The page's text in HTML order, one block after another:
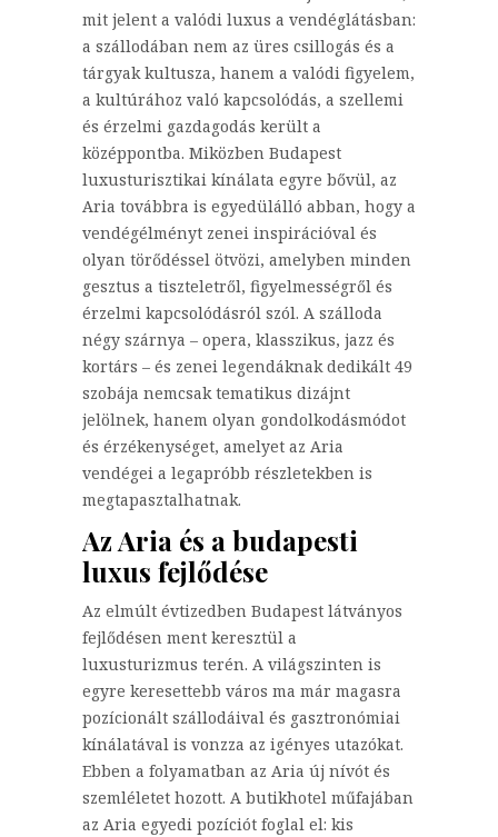
mit jelent a valódi luxus a vendéglátásban:
a szállodában nem az üres csillogás és a
tárgyak kultusza, hanem a valódi figyelem,
a kultúrához való kapcsolódás, a szellemi
és érzelmi gazdagodás került a
középpontba. Miközben Budapest
luxusturisztikai kínálata egyre bővül, az
Aria továbbra is egyedülálló abban, hogy a
vendégélményt zenei inspirációval és
olyan törődéssel ötvözi, amelyben minden
gesztus a tiszteletről, figyelmességről és
érzelmi kapcsolódásról szól. A szálloda
négy szárnya – opera, klasszikus, jazz és
kortárs – és zenei legendáknak dedikált 49
szobája nemcsak tematikus dizájnt
jelölnek, hanem olyan gondolkodásmódot
és érzékenységet, amelyet az Aria
vendégei a legapróbb részletekben is
megtapasztalhatnak.
Az Aria és a budapesti
luxus fejlődése
Az elmúlt évtizedben Budapest látványos
fejlődésen ment keresztül a
luxusturizmus terén. A világszinten is
egyre keresettebb város ma már magasra
pozícionált szállodáival és gasztronómiai
kínálatával is vonzza az igényes utazókat.
Ebben a folyamatban az Aria új nívót és
szemléletet hozott. A butikhotel műfajában
az Aria egyedi pozíciót foglal el: kis